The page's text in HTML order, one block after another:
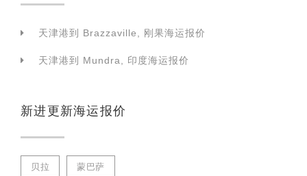
天津港到 Brazzaville, 刚果海运报价
天津港到 Mundra, 印度海运报价
新进更新海运报价
贝拉 蒙巴萨